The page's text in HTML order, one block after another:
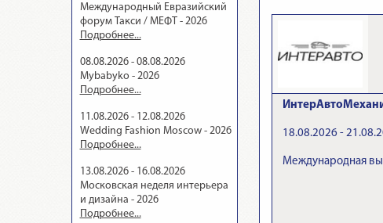
Международный Евразийский
форум Такси / МЕФТ - 2026
Подробнее...
08.08.2026 - 08.08.2026
Mybabyko - 2026
Подробнее...
11.08.2026 - 12.08.2026
Wedding Fashion Moscow - 2026
Подробнее...
13.08.2026 - 16.08.2026
Московская неделя интерьера
и дизайна - 2026
Подробнее...
18.08.2026 -
Международная